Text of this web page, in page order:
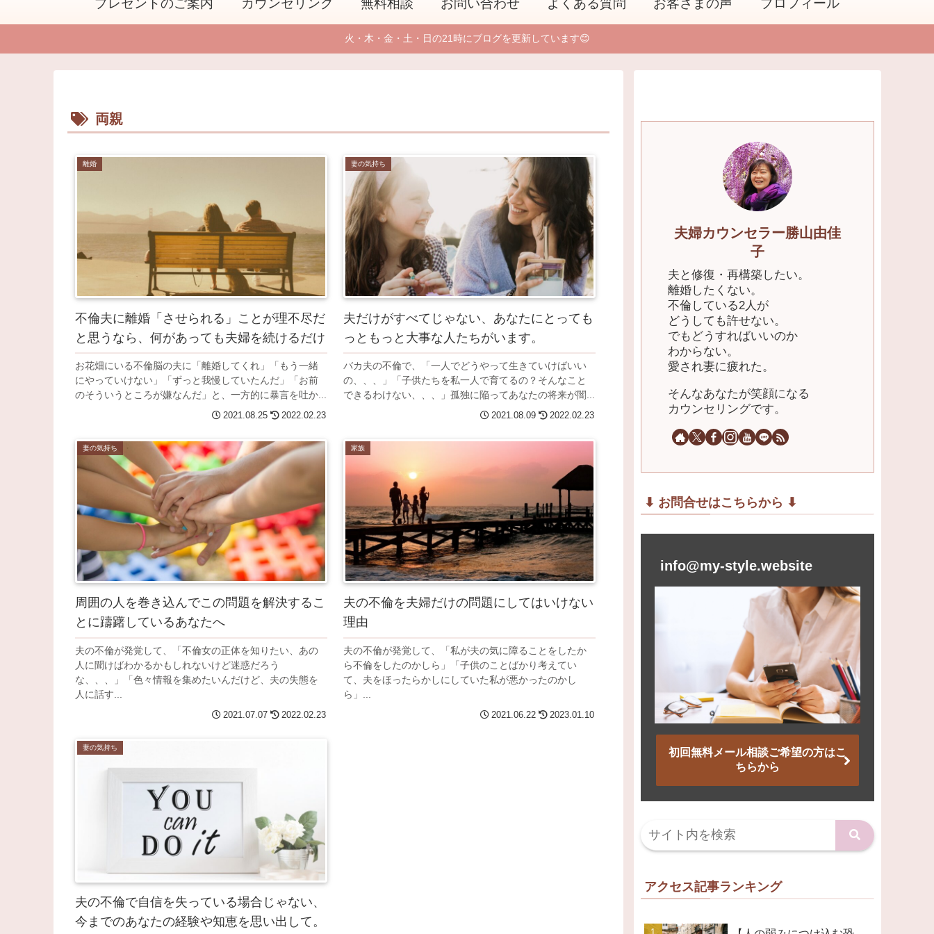
プレゼントのご案内 カウンセリング 無料相談 お問い合わせ よくある質問 お客さまの声 プロフィール
火・木・金・土・日の21時にブログを更新しています😊
両親
離婚
不倫夫に離婚「させられる」ことが理不尽だ
と思うなら、何があっても夫婦を続けるだけ
お花畑にいる不倫脳の夫に「離婚してくれ」「もう一緒
にやっていけない」「ずっと我慢していたんだ」「お前
のそういうところが嫌なんだ」と、一方的に暴言を吐か...
2021.08.25 2022.02.23
妻の気持ち
夫だけがすべてじゃない、あなたにとっても
っともっと大事な人たちがいます。
バカ夫の不倫で、「一人でどうやって生きていけばいい
の、、、」「子供たちを私一人で育てるの？そんなこと
できるわけない、、、」孤独に陥ってあなたの将来が闇...
2021.08.09 2022.02.23
妻の気持ち
周囲の人を巻き込んでこの問題を解決するこ
とに躊躇しているあなたへ
夫の不倫が発覚して、「不倫女の正体を知りたい、あの
人に聞けばわかるかもしれないけど迷惑だろう
な、、、」「色々情報を集めたいんだけど、夫の失態を
人に話す...
2021.07.07 2022.02.23
家族
夫の不倫を夫婦だけの問題にしてはいけない
理由
夫の不倫が発覚して、「私が夫の気に障ることをしたか
ら不倫をしたのかしら」「子供のことばかり考えてい
て、夫をほったらかしにしていた私が悪かったのかし
ら」...
2021.06.22 2023.01.10
妻の気持ち
夫の不倫で自信を失っている場合じゃない、
今までのあなたの経験や知恵を思い出して。
夫婦カウンセラー勝山由佳
子
夫と修復・再構築したい。
離婚したくない。
不倫している2人が
どうしても許せない。
でもどうすればいいのか
わからない。
愛され妻に疲れた。
そんなあなたが笑顔になる
カウンセリングです。
⬇︎ お問合せはこちらから ⬇︎
info@my-style.website
初回無料メール相談ご希望の方はこ
ちらから
アクセス記事ランキング